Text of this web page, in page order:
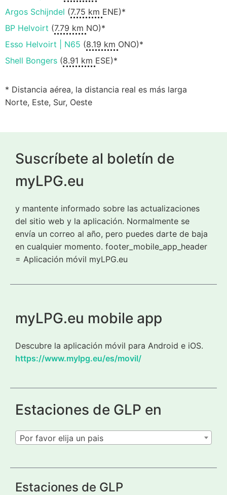
Argos Schijndel (7.75 km ENE)*
BP Helvoirt (7.79 km NO)*
Esso Helvoirt | N65 (8.19 km ONO)*
Shell Bongers (8.91 km ESE)*
* Distancia aérea, la distancia real es más larga
Norte, Este, Sur, Oeste
Suscríbete al boletín de
myLPG.eu
y mantente informado sobre las actualizaciones
del sitio web y la aplicación. Normalmente se
envía un correo al año, pero puedes darte de baja
en cualquier momento. footer_mobile_app_header
= Aplicación móvil myLPG.eu
myLPG.eu mobile app
Descubre la aplicación móvil para Android e iOS.
https://www.mylpg.eu/es/movil/
Estaciones de GLP en
Por favor elija un pais
Estaciones de GLP